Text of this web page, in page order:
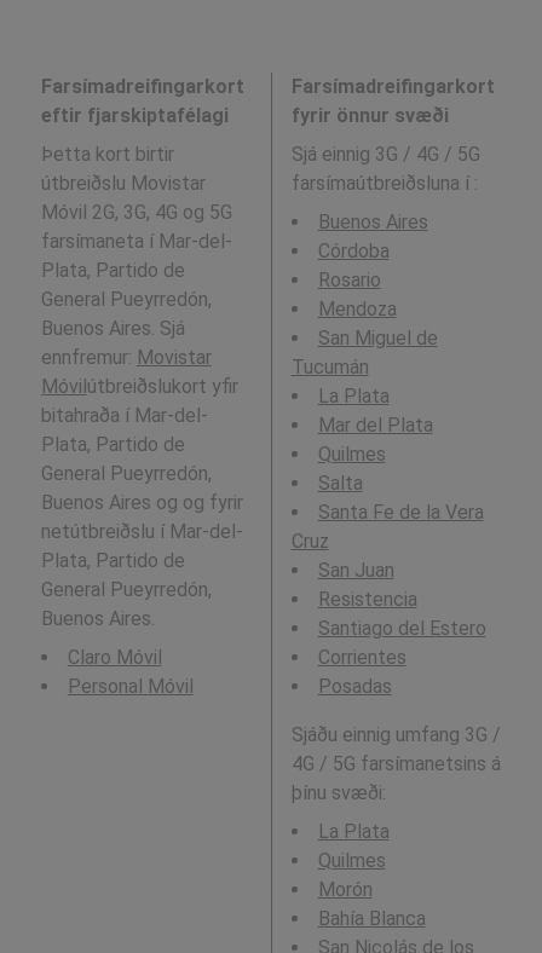
Farsímadreifingarkort
eftir fjarskiptafélagi
Þetta kort birtir
útbreiðslu Movistar
Móvil 2G, 3G, 4G og 5G
farsímaneta í Mar-del-
Plata, Partido de
General Pueyrredón,
Buenos Aires. Sjá
ennfremur: Movistar
Móvil útbreiðslukort yfir
bitahraða í Mar-del-
Plata, Partido de
General Pueyrredón,
Buenos Aires og og fyrir
netútbreiðslu í Mar-del-
Plata, Partido de
General Pueyrredón,
Buenos Aires.
Claro Móvil
Personal Móvil
Farsímadreifingarkort
fyrir önnur svæði
Sjá einnig 3G / 4G / 5G
farsímaútbreiðsluna í :
Buenos Aires
Córdoba
Rosario
Mendoza
San Miguel de
Tucumán
La Plata
Mar del Plata
Quilmes
Salta
Santa Fe de la Vera
Cruz
San Juan
Resistencia
Santiago del Estero
Corrientes
Posadas
Sjáðu einnig umfang 3G /
4G / 5G farsímanetsins á
þínu svæði:
La Plata
Quilmes
Morón
Bahía Blanca
San Nicolás de los